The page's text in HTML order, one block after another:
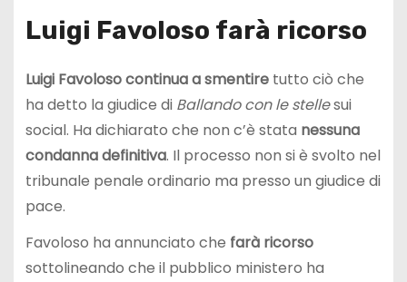
Luigi Favoloso farà ricorso
Luigi Favoloso continua a smentiretutto ciò che
ha detto la giudice di Ballando con le stellesui
social. Ha dichiarato che non c’è stata nessuna
condanna definitiva. Il processo non si è svolto nel
tribunale penale ordinario ma presso un giudice di
pace.
Favoloso ha annunciato che farà ricorso
sottolineando che il pubblico ministero ha